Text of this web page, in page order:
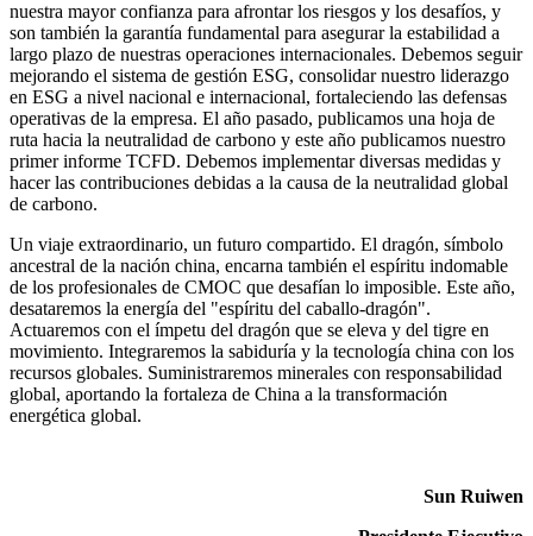
nuestra mayor confianza para afrontar los riesgos y los desafíos, y
son también la garantía fundamental para asegurar la estabilidad a
largo plazo de nuestras operaciones internacionales. Debemos seguir
mejorando el sistema de gestión ESG, consolidar nuestro liderazgo
en ESG a nivel nacional e internacional, fortaleciendo las defensas
operativas de la empresa. El año pasado, publicamos una hoja de
ruta hacia la neutralidad de carbono y este año publicamos nuestro
primer informe TCFD. Debemos implementar diversas medidas y
hacer las contribuciones debidas a la causa de la neutralidad global
de carbono.
Un viaje extraordinario, un futuro compartido. El dragón, símbolo
ancestral de la nación china, encarna también el espíritu indomable
de los profesionales de CMOC que desafían lo imposible. Este año,
desataremos la energía del "espíritu del caballo-dragón".
Actuaremos con el ímpetu del dragón que se eleva y del tigre en
movimiento. Integraremos la sabiduría y la tecnología china con los
recursos globales. Suministraremos minerales con responsabilidad
global, aportando la fortaleza de China a la transformación
energética global.
Sun Ruiwen